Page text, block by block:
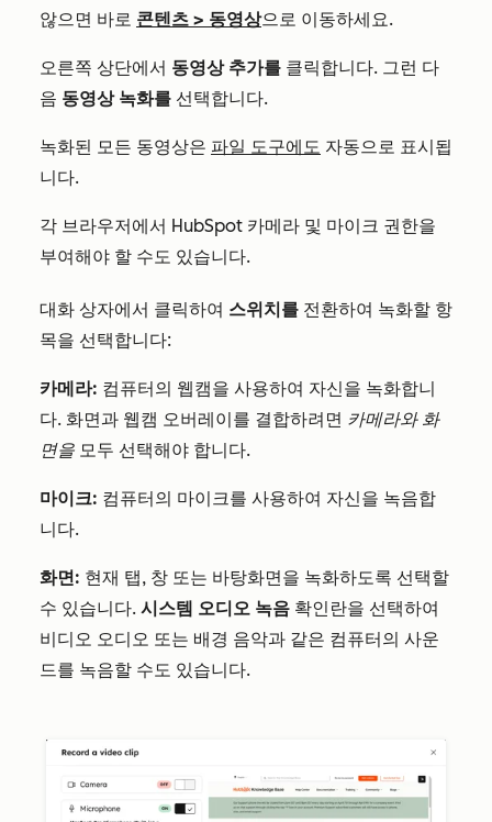
않으면 바로 콘텐츠 > 동영상으로 이동하세요.
오른쪽 상단에서 동영상 추가를 클릭합니다. 그런 다
음 동영상 녹화를 선택합니다.
녹화된 모든 동영상은 파일 도구에도 자동으로 표시됩
니다.
각 브라우저에서 HubSpot 카메라 및 마이크 권한을
부여해야 할 수도 있습니다.
대화 상자에서 클릭하여 스위치를 전환하여 녹화할 항
목을 선택합니다:
카메라: 컴퓨터의 웹캠을 사용하여 자신을 녹화합니
다. 화면과 웹캠 오버레이를 결합하려면 카메라와 화
면을 모두 선택해야 합니다.
마이크: 컴퓨터의 마이크를 사용하여 자신을 녹음합
니다.
화면: 현재 탭, 창 또는 바탕화면을 녹화하도록 선택할
수 있습니다. 시스템 오디오 녹음 확인란을 선택하여
비디오 오디오 또는 배경 음악과 같은 컴퓨터의 사운
드를 녹음할 수도 있습니다.